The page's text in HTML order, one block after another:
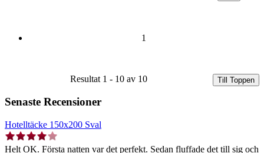
1
Resultat 1 - 10 av 10 Till Toppen
Senaste Recensioner
Hotelltäcke 150x200 Sval
Helt OK. Första natten var det perfekt. Sedan fluffade det till sig och